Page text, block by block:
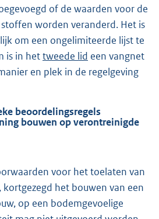
of de waarden voor de
worden veranderd. Het is
om een ongelimiteerde lijst te
is in hettweede lid een vangnet
en plek in de regelgeving
beoordelingsregels
bouwen op verontreinigde
voor het toelaten van
het bouwen van een
op een bodemgevoelige